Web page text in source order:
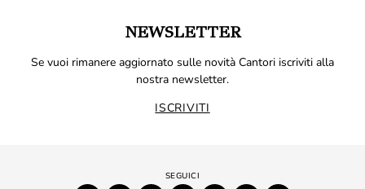
NEWSLETTER
Se vuoi rimanere aggiornato sulle novità Cantori iscriviti alla
nostra newsletter.
ISCRIVITI